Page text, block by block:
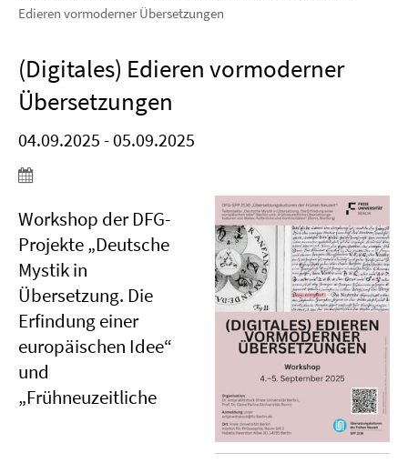
Edieren vormoderner Übersetzungen
(Digitales) Edieren vormoderner
Übersetzungen
04.09.2025 - 05.09.2025
Workshop der DFG-
Projekte „Deutsche
Mystik in
Übersetzung. Die
Erfindung einer
europäischen Idee“
und
„Frühneuzeitliche